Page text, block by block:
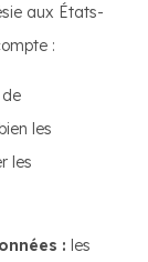
aux États-
:
les
les
: les